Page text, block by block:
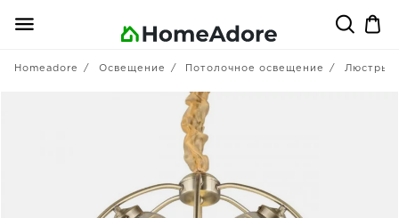
Homeadore Освещение Потолочное освещение Люстры